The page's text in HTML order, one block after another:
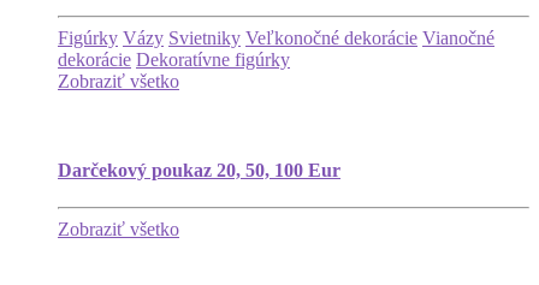
Figúrky Vázy Svietniky Veľkonočné dekorácie Vianočné
dekorácie Dekoratívne figúrky
Zobraziť všetko
Darčekový poukaz 20, 50, 100 Eur
Zobraziť všetko